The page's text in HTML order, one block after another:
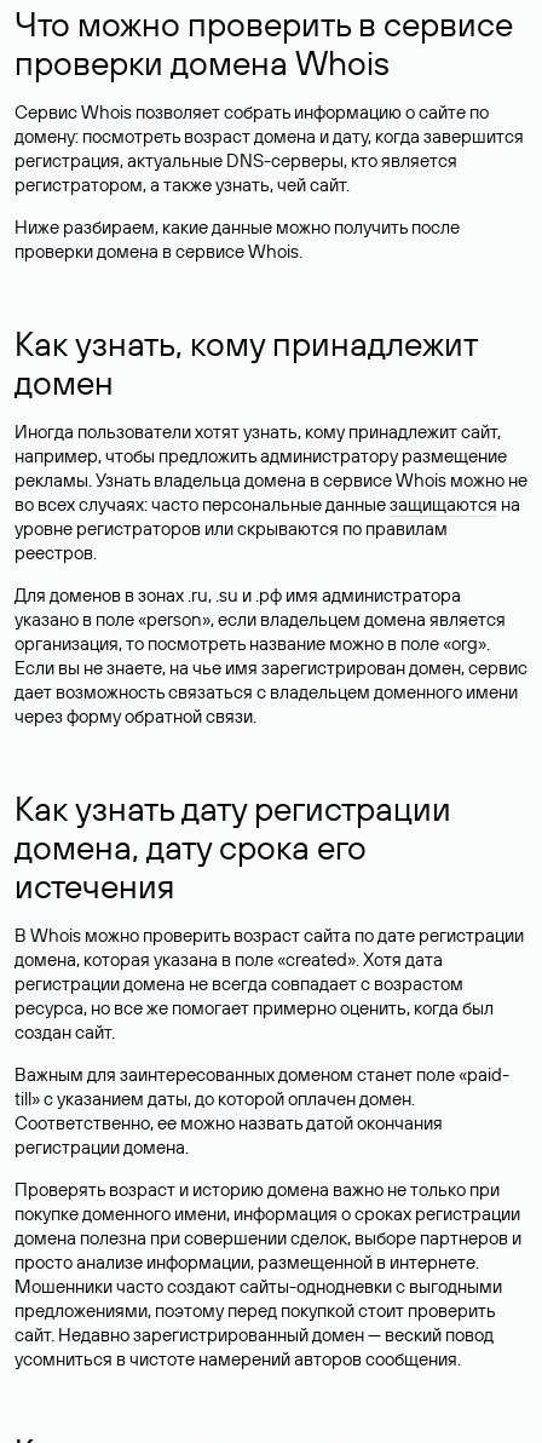
Что можно проверить в сервисе
проверки домена Whois
Сервис Whois позволяет собрать информацию о сайте по
домену: посмотреть возраст домена и дату, когда завершится
регистрация, актуальные DNS-серверы, кто является
регистратором, а также узнать, чей сайт.
Ниже разбираем, какие данные можно получить после
проверки домена в сервисе Whois.
Как узнать, кому принадлежит
домен
Иногда пользователи хотят узнать, кому принадлежит сайт,
например, чтобы предложить администратору размещение
рекламы. Узнать владельца домена в сервисе Whois можно не
во всех случаях: часто персональные данныезащищаются на
уровне регистраторов или скрываются по правилам
реестров.
Для доменов в зонах .ru, .su и .рф имя администратора
указано в поле «person», если владельцем домена является
организация, то посмотреть название можно в поле «org».
Если вы не знаете, на чье имя зарегистрирован домен, сервис
дает возможность связаться с владельцем доменного имени
через форму обратной связи.
Как узнать дату регистрации
домена, дату срока его
истечения
В Whois можно проверить возраст сайта по дате регистрации
домена, которая указана в поле «created». Хотя дата
регистрации домена не всегда совпадает с возрастом
ресурса, но все же помогает примерно оценить, когда был
создан сайт.
Важным для заинтересованных доменом станет поле «paid-
till» с указанием даты, до которой оплачен домен.
Соответственно, ее можно назвать датой окончания
регистрации домена.
Проверять возраст и историю домена важно не только при
покупке доменного имени, информация о сроках регистрации
домена полезна при совершении сделок, выборе партнеров и
просто анализе информации, размещенной в интернете.
Мошенники часто создают сайты-однодневки с выгодными
предложениями, поэтому перед покупкой стоит проверить
сайт. Недавно зарегистрированный домен — веский повод
усомниться в чистоте намерений авторов сообщения.